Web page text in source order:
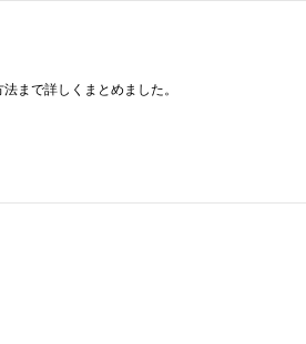
まで詳しくまとめました。